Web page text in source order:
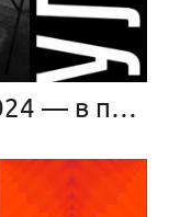
Fluxus Selfie Machine (2024 — в прогрессе)